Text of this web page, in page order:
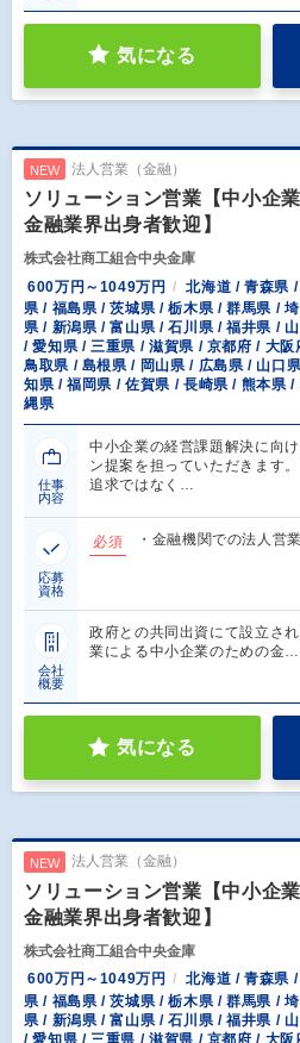
気になる
NEW 法人営業（金融）
ソリューション営業【中小企
金融業界出身者歓迎】
株式会社商工組合中央金庫
600万円～1049万円
北海道 / 青森県
県 / 福島県 / 茨城県 / 栃木県 / 群馬県 /
県 / 新潟県 / 富山県 / 石川県 / 福井県 /
/ 愛知県 / 三重県 / 滋賀県 / 京都府 / 大
鳥取県 / 島根県 / 岡山県 / 広島県 / 山口
知県 / 福岡県 / 佐賀県 / 長崎県 / 熊本県
縄県
仕事
内容
中小企業の経営課題解決に向
ン提案を担っていただきます
追求ではなく…
応募
資格
必須 ・金融機関での法人営
会社
概要
政府との共同出資にて設立さ
業による中小企業のための金…
気になる
NEW 法人営業（金融）
ソリューション営業【中小企
金融業界出身者歓迎】
株式会社商工組合中央金庫
600万円～1049万円
北海道 / 青森県
県 / 福島県 / 茨城県 / 栃木県 / 群馬県 /
県 / 新潟県 / 富山県 / 石川県 / 福井県 /
/ 愛知県 / 三重県 / 滋賀県 / 京都府 / 大